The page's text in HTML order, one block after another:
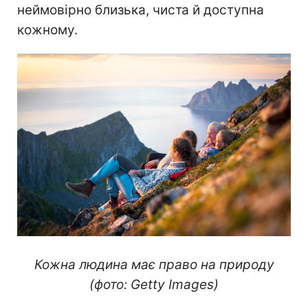
неймовірно близька, чиста й доступна
кожному.
Кожна людина має право на природу
(фото: Getty Images)